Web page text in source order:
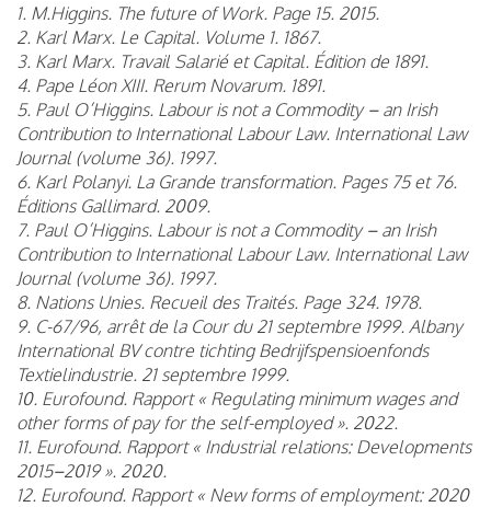
1. M.Higgins. The future of Work. Page 15. 2015.
2. Karl Marx. Le Capital. Volume 1. 1867.
3. Karl Marx. Travail Salarié et Capital. Édition de 1891.
4. Pape Léon XIII. Rerum Novarum. 1891.
5. Paul O’Higgins. Labour is not a Commodity – an Irish
Contribution to International Labour Law. International Law
Journal (volume 36). 1997.
6. Karl Polanyi. La Grande transformation. Pages 75 et 76.
Éditions Gallimard. 2009.
7. Paul O’Higgins. Labour is not a Commodity – an Irish
Contribution to International Labour Law. International Law
Journal (volume 36). 1997.
8. Nations Unies. Recueil des Traités. Page 324. 1978.
9. C-67/96, arrêt de la Cour du 21 septembre 1999. Albany
International BV contre tichting Bedrijfspensioenfonds
Textielindustrie. 21 septembre 1999.
10. Eurofound. Rapport « Regulating minimum wages and
other forms of pay for the self-employed ». 2022.
11. Eurofound. Rapport « Industrial relations: Developments
2015–2019 ». 2020.
12. Eurofound. Rapport « New forms of employment: 2020